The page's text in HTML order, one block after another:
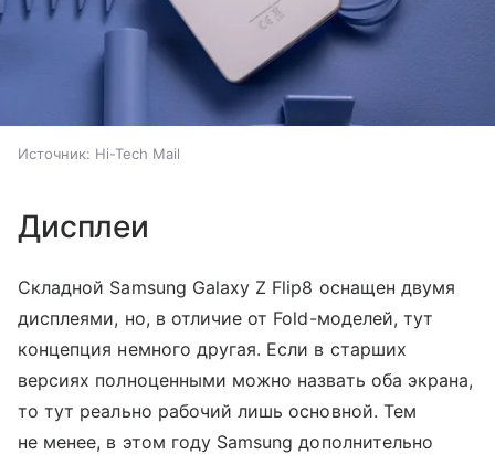
Источник: Hi-Tech Mail
Дисплеи
Складной Samsung Galaxy Z Flip8 оснащен двумя
дисплеями, но, в отличие от Fold-моделей, тут
концепция немного другая. Если в старших
версиях полноценными можно назвать оба экрана,
то тут реально рабочий лишь основной. Тем
не менее, в этом году Samsung дополнительно